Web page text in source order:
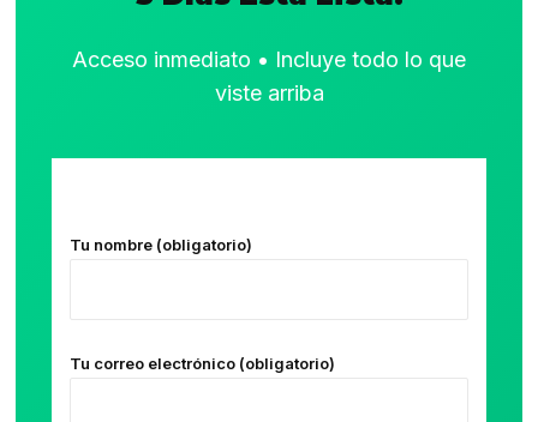
Acceso inmediato • Incluye todo lo que
viste arriba
Tu nombre (obligatorio)
Tu correo electrónico (obligatorio)